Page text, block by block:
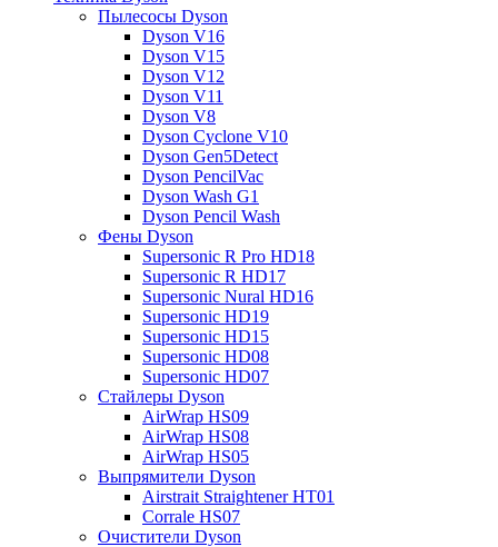
Пылесосы Dyson
Dyson V16
Dyson V15
Dyson V12
Dyson V11
Dyson V8
Dyson Cyclone V10
Dyson Gen5Detect
Dyson PencilVac
Dyson Wash G1
Dyson Pencil Wash
Фены Dyson
Supersonic R Pro HD18
Supersonic R HD17
Supersonic Nural HD16
Supersonic HD19
Supersonic HD15
Supersonic HD08
Supersonic HD07
Стайлеры Dyson
AirWrap HS09
AirWrap HS08
AirWrap HS05
Выпрямители Dyson
Airstrait Straightener HT01
Corrale HS07
Очистители Dyson